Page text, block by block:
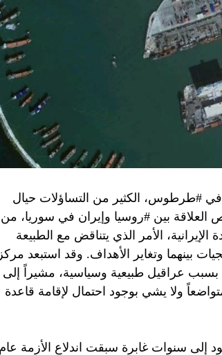
ببقاء حماس في الحكم.
وفاق وطني تمهيدا لإجراء انتخابات بعد
فيلادلفيا، ونتنياهو لا يريد الإصغاء.
في #طرطوس، الكثير من التساؤلات حيال
العلاقة بين #روسيا وإيران في سوريا، من
الأمر الذي يتناقض مع الطبيعة
بينهما وتغاير الأهداف. وقد استبعد مركز
بسبب عراقيل طبيعية وسياسية، مشيراً إلى
ولا يشي بوجود احتمال لإقامة قاعدة
سنوات غابرة سبقت اندلاع الأزمة عام